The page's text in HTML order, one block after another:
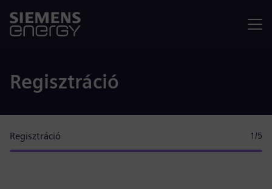
Regisztráció
Regisztráció 1 /5